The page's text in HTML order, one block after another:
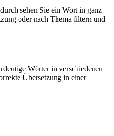
sehen Sie ein Wort in ganz
oder nach Thema filtern und
Wörter in verschiedenen
Übersetzung in einer